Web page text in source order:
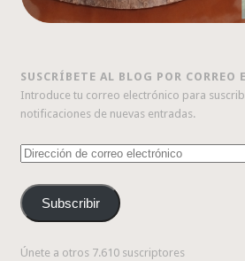
SUSCRÍBETE AL BLOG POR CORREO
Introduce tu correo electrónico para
notificaciones de nuevas entradas.
Dirección
correo
electrónico
Subscribir
Únete a otros 7.610 suscriptores